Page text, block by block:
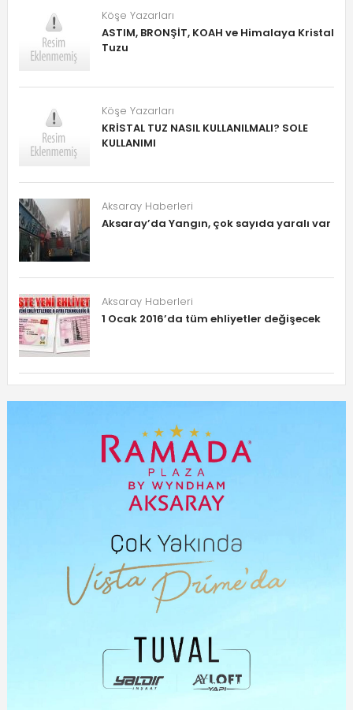
Köşe Yazarları
ASTIM, BRONŞİT, KOAH ve Himalaya Kristal
Tuzu
Köşe Yazarları
KRİSTAL TUZ NASIL KULLANILMALI? SOLE
KULLANIMI
Aksaray Haberleri
Aksaray’da Yangın, çok sayıda yaralı var
Aksaray Haberleri
1 Ocak 2016’da tüm ehliyetler değişecek